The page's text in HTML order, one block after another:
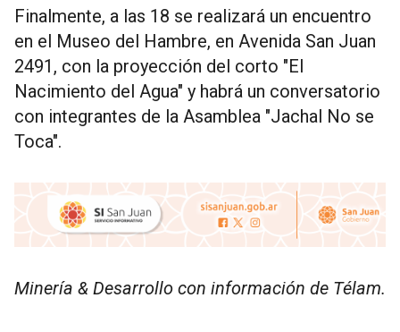
Finalmente, a las 18 se realizará un encuentro
en el Museo del Hambre, en Avenida San Juan
2491, con la proyección del corto "El
Nacimiento del Agua" y habrá un conversatorio
con integrantes de la Asamblea "Jachal No se
Toca".
Minería & Desarrollo con información de Télam.